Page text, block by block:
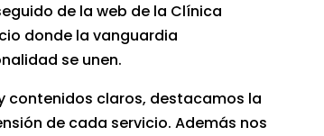
de la web de la Clínica
donde la vanguardia
se unen.
contenidos claros, destacamos la
de cada servicio. Además nos